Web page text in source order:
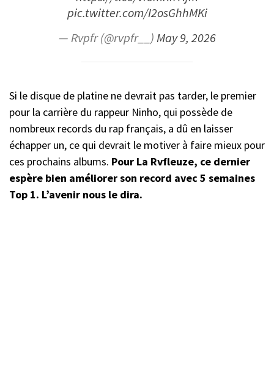
pic.twitter.com/I2osGhhMKi
— Rvpfr (@rvpfr__)May 9, 2026
Si le disque de platine ne devrait pas tarder, le premier
pour la carrière du rappeur Ninho, qui possède de
nombreux records du rap français, a dû en laisser
échapper un, ce qui devrait le motiver à faire mieux pour
ces prochains albums. Pour La Rvfleuze, ce dernier
espère bien améliorer son record avec 5 semaines
Top 1. L’avenir nous le dira.